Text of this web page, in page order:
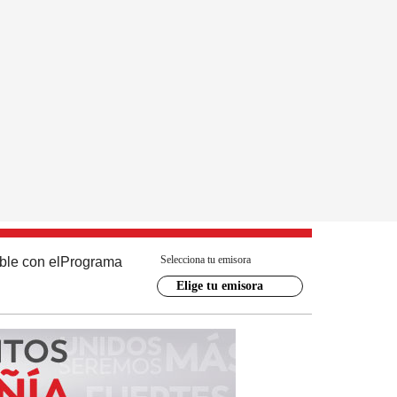
con el Programa Selecciona tu emisora
Elige tu emisora